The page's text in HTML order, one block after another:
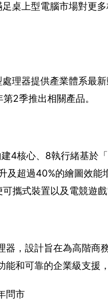
桌上型電腦市場對更
理器提供產業體系最
2季推出相關產品。
4核心、8執行緒基於
及超過40%的繪圖效
攜式裝置以及電競遊戲
，設計旨在為高階商
和可靠的企業級支援
問市